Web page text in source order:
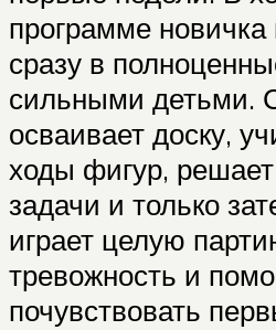
программе
сразу в
сильными детьми.
осваивает доску,
ходы фигур,
задачи и только
играет целую
тревожность и
почувствовать